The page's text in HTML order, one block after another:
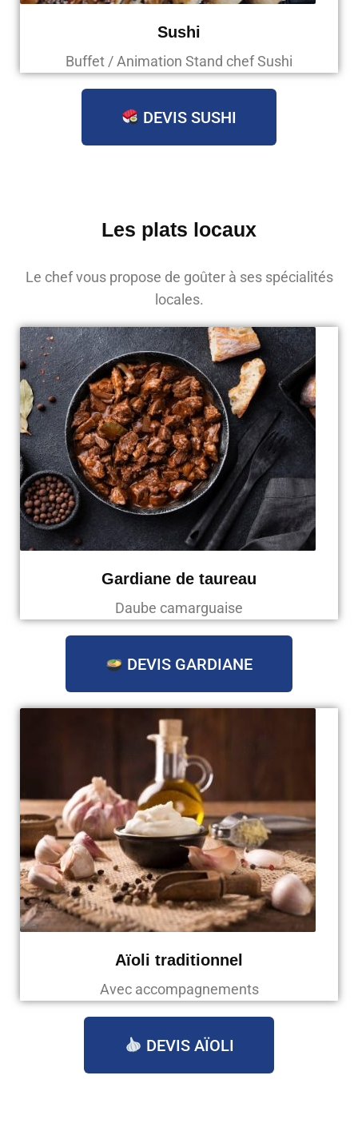
Sushi
Buffet / Animation Stand chef Sushi
DEVIS SUSHI
Les plats locaux
Le chef vous propose de goûter à ses spécialités
locales.
Gardiane de taureau
Daube camarguaise
DEVIS GARDIANE
Aïoli traditionnel
Avec accompagnements
DEVIS AÏOLI